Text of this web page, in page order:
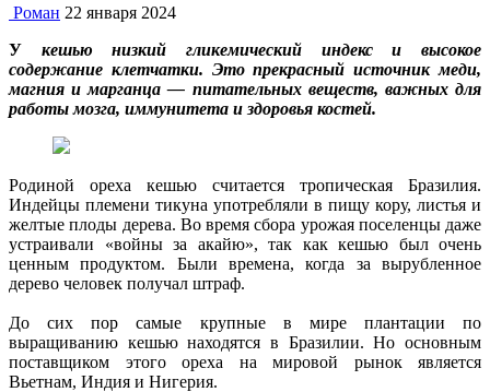
Роман 22 января 2024
У кешью низкий гликемический индекс и высокое
содержание клетчатки. Это прекрасный источник меди,
магния и марганца — питательных веществ, важных для
работы мозга, иммунитета и здоровья костей.
Родиной ореха кешью считается тропическая Бразилия.
Индейцы племени тикуна употребляли в пищу кору, листья и
желтые плоды дерева. Во время сбора урожая поселенцы даже
устраивали «войны за акайю», так как кешью был очень
ценным продуктом. Были времена, когда за вырубленное
дерево человек получал штраф.
До сих пор самые крупные в мире плантации по
выращиванию кешью находятся в Бразилии. Но основным
поставщиком этого ореха на мировой рынок является
Вьетнам, Индия и Нигерия.